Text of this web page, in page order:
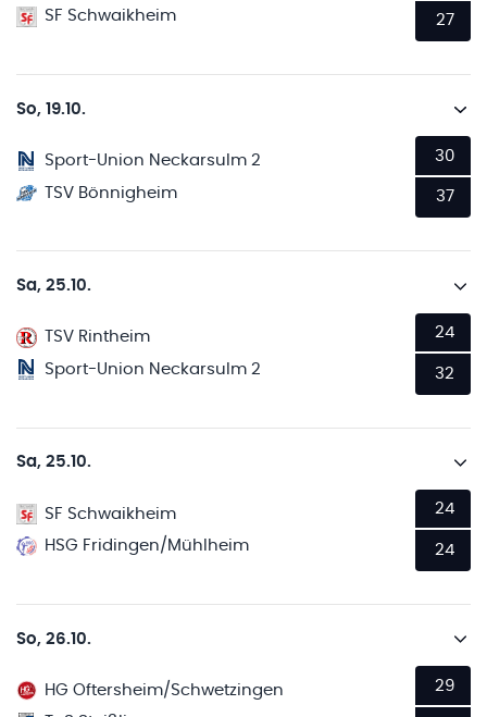
SF Schwaikheim
27
So, 19.10.
Sport-Union Neckarsulm 2
TSV Bönnigheim
30
37
Sa, 25.10.
TSV Rintheim
Sport-Union Neckarsulm 2
24
32
Sa, 25.10.
SF Schwaikheim
HSG Fridingen/Mühlheim
24
24
So, 26.10.
HG Oftersheim/Schwetzingen
29